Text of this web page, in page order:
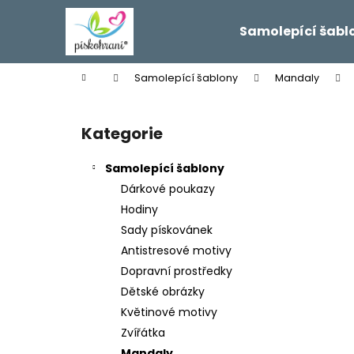
Samolepící
Domů Samolepící šablony Mandaly
Přeskočit
kategorie
Kategorie
Samolepící šablony
Dárkové poukazy
Hodiny
Sady pískovánek
Antistresové motivy
Dopravní prostředky
Dětské obrázky
Květinové motivy
Zvířátka
í
Zpět
do
Zpět
do